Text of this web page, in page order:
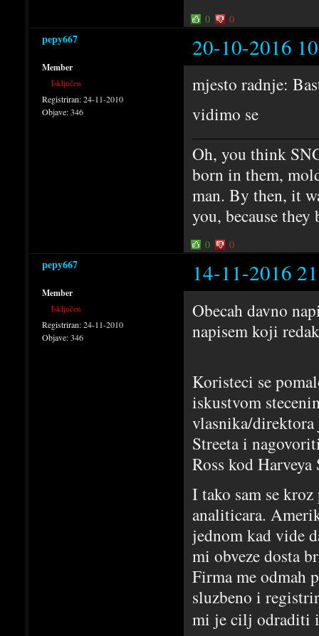
0 0
pepy667 20-10-2016
Member
Isključen
Registriran:24-11-2010
Objave:346
mjesto radnje:
vidimo se
Oh, you think
born in them,
man. By then, it
you, because
0 0
pepy667 14-11-2016
Member
Isključen
Registriran:24-11-2010
Objave:346
Obecah davno
napisem koji
Koristeci se
iskustvom
vlasnika/
Streeta i
Ross kod
I tako sam se
analiticara.
jednom kad vide
mi obveze dosta
Firma me odmah
sluzbeno i
mi je cilj odraditi